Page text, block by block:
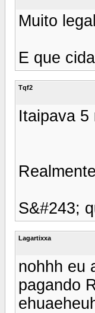
Muito
E que
Tqf2
Itaipava 5
S&#243;
Lagartixxa
nohhh eu
pagando